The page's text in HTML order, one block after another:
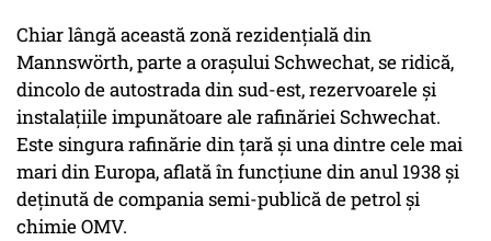
Chiar lângă această zonă rezidențială din
Mannswörth, parte a orașului Schwechat, se ridică,
dincolo de autostrada din sud-est, rezervoarele și
instalațiile impunătoare ale rafinăriei Schwechat.
Este singura rafinărie din țară și una dintre cele mai
mari din Europa, aflată în funcțiune din anul 1938 și
deținută de compania semi-publică de petrol și
chimie OMV.